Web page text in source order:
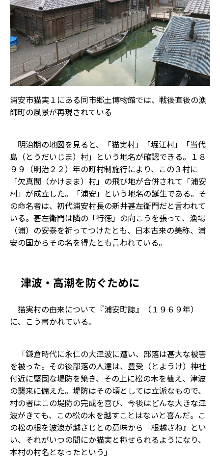
浦安市猫実１にある同市郷土博物館では、戦後直後の漁
師町の風景が再現されている
明治期の地図を見ると、「猫実村」「堀江村」「当代
島（とうだいじま）村」という地名が確認できる。１８
９９（明治２２）年の町村制施行により、この３村に
「欠真間（かけまま）村」の飛び地が合併されて「浦安
村」が成立した。「浦安」という地名の誕生である。そ
の命名者は、初代浦安村長の新井甚左衛門だと言われて
いる。甚左衛門は隣の「行徳」の向こうを張って、漁場
（浦）の安泰を祈ってつけたとも、日本古来の美称、浦
安の国からその名を得たとも言われている。
津波・高潮を防ぐために
猫実村の由来について『浦安町誌』（１９６９年）
に、こう書かれている。
「鎌倉時代に永仁の大津波に遭い、部落は甚大な被害
を被った。その後部落の人達は、豊受（とようけ）神社
付近に堅固な堤防を築き、その上に松の木を植え、津波
の襲来に備えた。堤防はその頃としては立派なもので、
村の者はこの堤防の完成を喜び、今後はどんな大きな津
波がきても、この松の木を越すことはないと喜んだ。こ
の松の根を波浪が越さじとの意味から『根越さね』とい
い、それがいつの間にか猫実と称せられるようになり、
本村の村名となったという」